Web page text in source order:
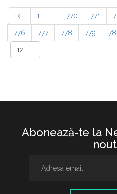
1 770 771
776 777 778 779
Abonează-te la